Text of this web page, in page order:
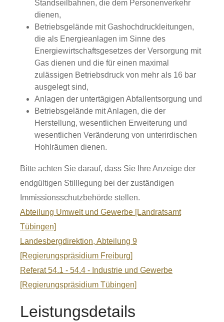
Standseilbahnen, die dem Personenverkehr
dienen,
Betriebsgelände mit Gashochdruckleitungen,
die als Energieanlagen im Sinne des
Energiewirtschaftsgesetzes der Versorgung mit
Gas dienen und die für einen maximal
zulässigen Betriebsdruck von mehr als 16 bar
ausgelegt sind,
Anlagen der untertägigen Abfallentsorgung und
Betriebsgelände mit Anlagen, die der
Herstellung, wesentlichen Erweiterung und
wesentlichen Veränderung von unterirdischen
Hohlräumen dienen.
Bitte achten Sie darauf, dass Sie IhreAnzeige der
endgültigen Stilllegung bei der zuständigen
Immissionsschutzbehörde stellen.
Abteilung Umwelt und Gewerbe [Landratsamt
Tübingen]
Landesbergdirektion, Abteilung 9
[Regierungspräsidium Freiburg]
Referat 54.1 - 54.4 - Industrie und Gewerbe
[Regierungspräsidium Tübingen]
Leistungsdetails